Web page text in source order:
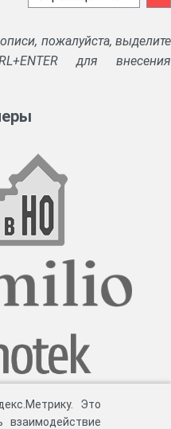
пожалуйста, выделите
для внесения
Это
взаимодействие